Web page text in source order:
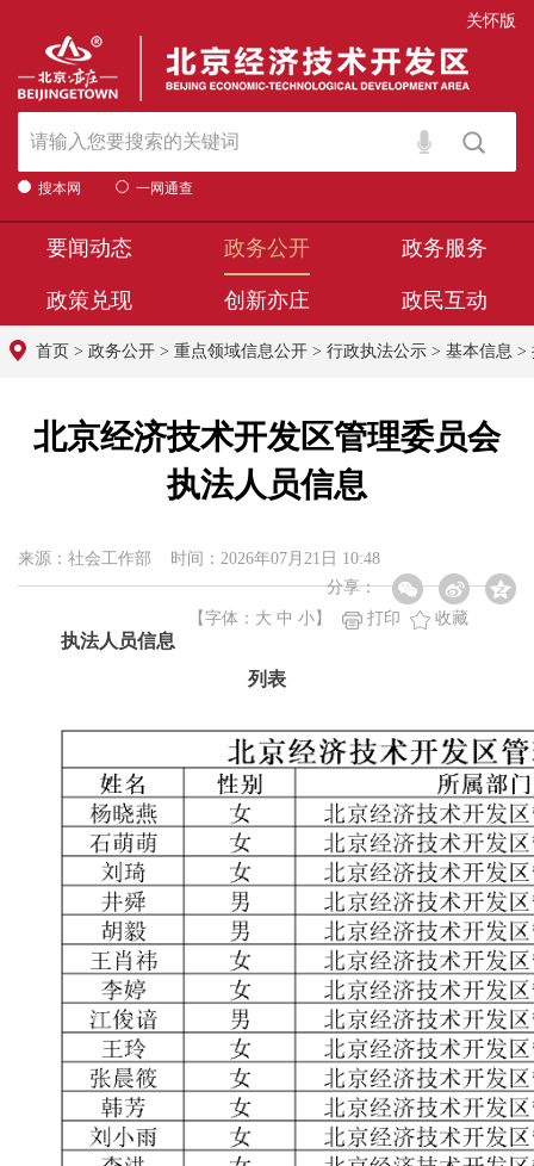
关怀版
搜本网 一网通查
要闻动态 政务公开 政务服务
政策兑现 创新亦庄 政民互动
首页 > 政务公开 > 重点领域信息公开 > 行政执法公示 > 基本信息 >
北京经济技术开发区管理委员会
执法人员信息
来源：社会工作部 时间：2026年07月21日 10:48
分享：
【字体： 大 中 小 】 打印 收藏
执法人员信息
列表